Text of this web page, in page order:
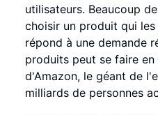
utilisateurs. Beaucoup
choisir un produit qui
répond à une demande
produits peut se faire
d'Amazon, le géant de
milliards de personnes